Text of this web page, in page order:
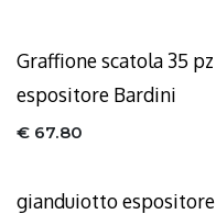
Graffione scatola 35 pz
espositore Bardini
€ 67.80
gianduiotto espositore